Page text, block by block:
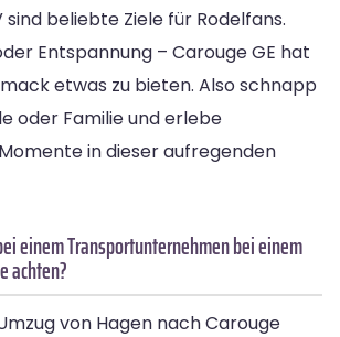
beliebte Ziele für Rodelfans.
Entspannung – Carouge GE hat
etwas zu bieten. Also schnapp
oder Familie und erlebe
in dieser aufregenden
einem Transportunternehmen bei einem
achten?
von Hagen nach Carouge